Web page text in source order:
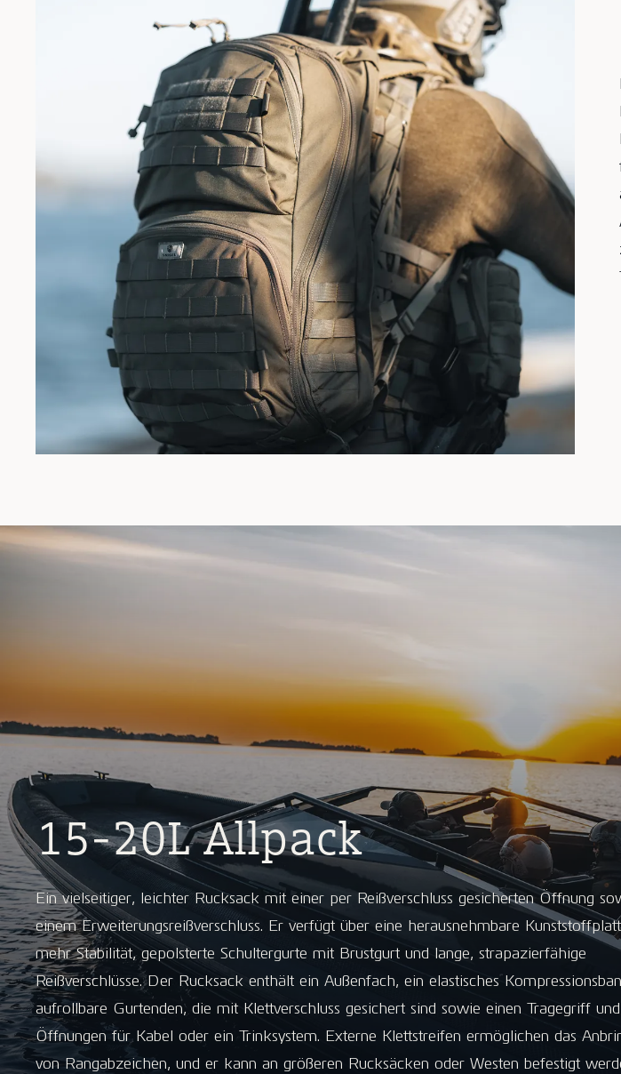
15-20L Allpack
Ein vielseitiger, leichter Rucksack mit einer per Reißverschluss gesicherten Öffnung
einem Erweiterungsreißverschluss. Er verfügt über eine herausnehmbare
mehr Stabilität, gepolsterte Schultergurte mit Brustgurt und lange, strapazierfähige
Reißverschlüsse. Der Rucksack enthält ein Außenfach, ein elastisches
aufrollbare Gurtenden, die mit Klettverschluss gesichert sind sowie einen Tragegriff und
Öffnungen für Kabel oder ein Trinksystem. Externe Klettstreifen ermöglichen das
von Rangabzeichen, und er kann an größeren Rucksäcken oder Westen befestigt